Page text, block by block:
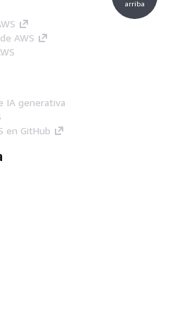
AWS
IA generativa
en GitHub
arriba